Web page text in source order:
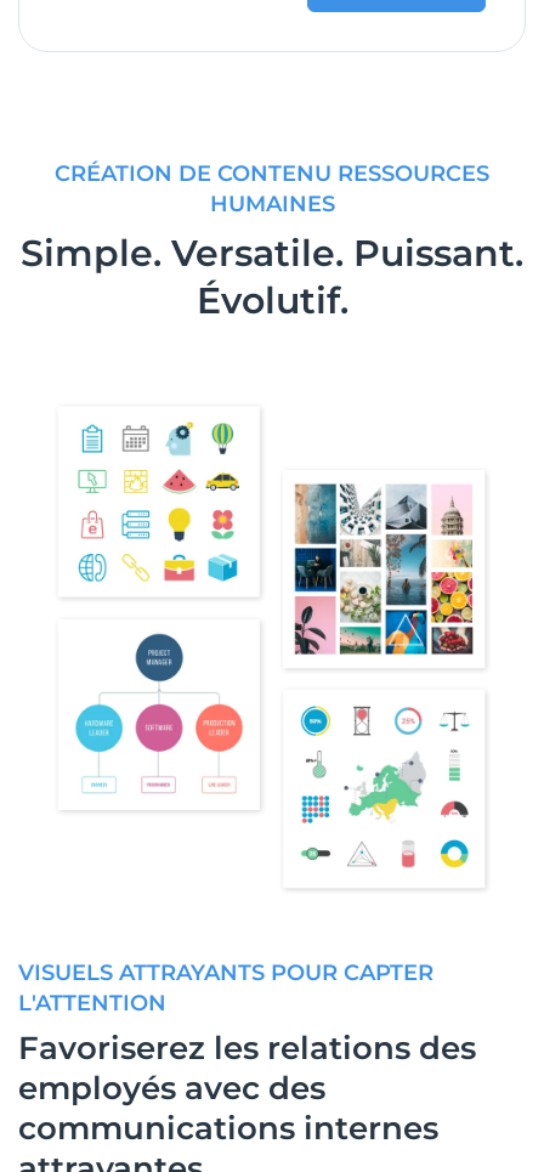
CRÉATION DE CONTENU RESSOURCES
HUMAINES
Simple. Versatile. Puissant.
Évolutif.
VISUELS ATTRAYANTS POUR CAPTER
L'ATTENTION
Favoriserez les relations des
employés avec des
communications internes